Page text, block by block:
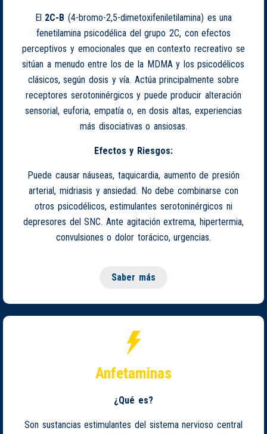
El 2C-B (4-bromo-2,5-dimetoxifeniletilamina) es una
fenetilamina psicodélica del grupo 2C, con efectos
perceptivos y emocionales que en contexto recreativo se
sitúan a menudo entre los de la MDMA y los psicodélicos
clásicos, según dosis y vía. Actúa principalmente sobre
receptores serotoninérgicos y puede producir alteración
sensorial, euforia, empatía o, en dosis altas, experiencias
más disociativas o ansiosas.
Efectos y Riesgos:
Puede causar náuseas, taquicardia, aumento de presión
arterial, midriasis y ansiedad. No debe combinarse con
otros psicodélicos, estimulantes serotoninérgicos ni
depresores del SNC. Ante agitación extrema, hipertermia,
convulsiones o dolor torácico, urgencias.
Saber más
Anfetaminas
¿Qué es?
Son sustancias estimulantes del sistema nervioso central